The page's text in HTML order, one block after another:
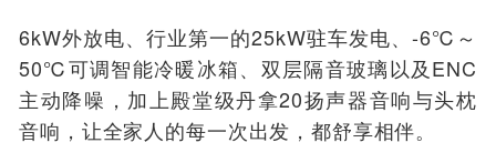
6kW外放电、行业第一的25kW驻车发电、-6℃～
50℃可调智能冷暖冰箱、双层隔音玻璃以及ENC
主动降噪，加上殿堂级丹拿20扬声器音响与头枕
音响，让全家人的每一次出发，都舒享相伴。